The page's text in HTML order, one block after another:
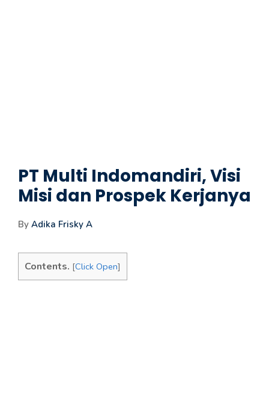
PT Multi Indomandiri, Visi
Misi dan Prospek Kerjanya
By Adika Frisky A
Contents. [Click Open]